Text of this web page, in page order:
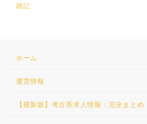
雑記
ホーム
運営情報
【最新版】考古系求人情報：完全まとめ